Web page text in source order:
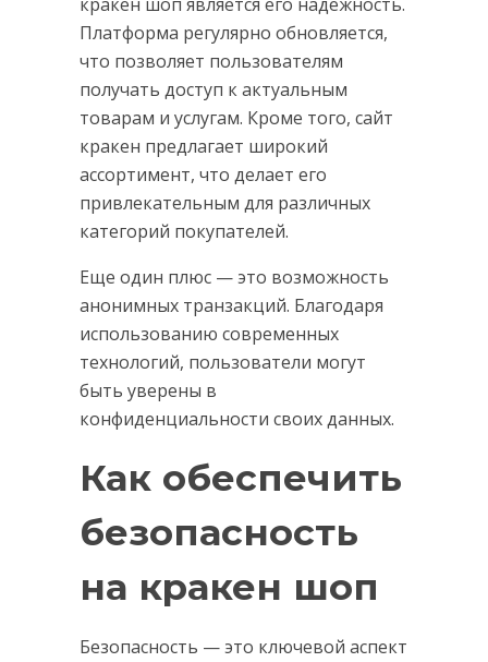
кракен шоп является его надежность.
Платформа регулярно обновляется,
что позволяет пользователям
получать доступ к актуальным
товарам и услугам. Кроме того, сайт
кракен предлагает широкий
ассортимент, что делает его
привлекательным для различных
категорий покупателей.
Еще один плюс — это возможность
анонимных транзакций. Благодаря
использованию современных
технологий, пользователи могут
быть уверены в
конфиденциальности своих данных.
Как обеспечить
безопасность
на кракен шоп
Безопасность — это ключевой аспект